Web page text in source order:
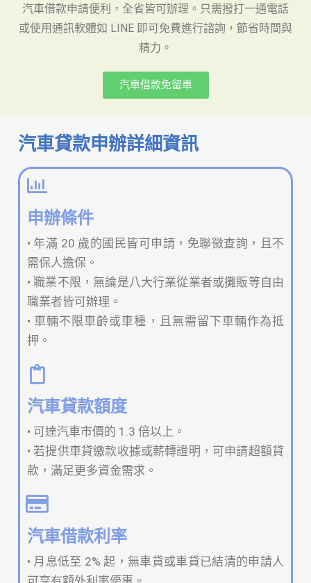
汽車借款申請便利，全省皆可辦理。只需撥打一通電話
或使用通訊軟體如 LINE 即可免費進行諮詢，節省時間與
精力。
汽車借款免留車
汽車貸款申辦詳細資訊
申辦條件
• 年滿 20 歲的國民皆可申請，免聯徵查詢，且不
需保人擔保。
• 職業不限，無論是八大行業從業者或攤販等自由
職業者皆可辦理。
• 車輛不限車齡或車種，且無需留下車輛作為抵
押。
汽車貸款額度
• 可達汽車市價的 1.3 倍以上。
• 若提供車貸繳款收據或薪轉證明，可申請超額貸
款，滿足更多資金需求。
汽車借款利率
• 月息低至 2% 起，無車貸或車貸已結清的申請人